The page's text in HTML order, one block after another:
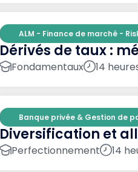
ALM - Finance de marché -
Dérivés de taux :
Fondamentaux 14
Banque privée & Gestion de
Diversification et
Perfectionnement 14